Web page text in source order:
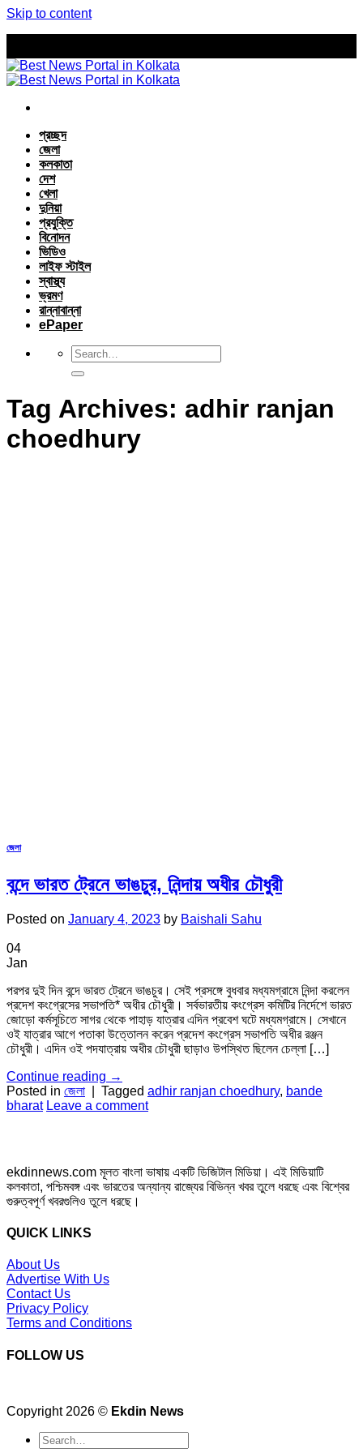
Skip to content
প্রচ্ছদ
জেলা
কলকাতা
দেশ
খেলা
দুনিয়া
প্রযুক্তি
বিনোদন
ভিডিও
লাইফ স্টাইল
স্বাস্থ্য
ভ্রমণ
রান্নাবান্না
ePaper
Tag Archives: adhir ranjan
choedhury
জেলা
বন্দে ভারত ট্রেনে ভাঙচুর, নিন্দায় অধীর চৌধুরী
Posted on January 4, 2023 by Baishali Sahu
04
Jan
পরপর দুই দিন বন্দে ভারত ট্রেনে ভাঙচুর। সেই প্রসঙ্গে বুধবার মধ্যমগ্রামে নিন্দা করলেন
প্রদেশ কংগ্রেসের সভাপতি* অধীর চৌধুরী। সর্বভারতীয় কংগ্রেস কমিটির নির্দেশে ভারত
জোড়ো কর্মসূচিতে সাগর থেকে পাহাড় যাত্রার এদিন প্রবেশ ঘটে মধ্যমগ্রামে। সেখানে
ওই যাত্রার আগে পতাকা উত্তোলন করেন প্রদেশ কংগ্রেস সভাপতি অধীর রঞ্জন
চৌধুরী। এদিন ওই পদযাত্রায় অধীর চৌধুরী ছাড়াও উপস্থিত ছিলেন চেল্লা […]
Continue reading →
Posted in জেলা Tagged adhir ranjan choedhury, bande
bharat Leave a comment
ekdinnews.com মূলত বাংলা ভাষায় একটি ডিজিটাল মিডিয়া। এই মিডিয়াটি
কলকাতা, পশ্চিমবঙ্গ এবং ভারতের অন্যান্য রাজ্যের বিভিন্ন খবর তুলে ধরছে এবং বিশ্বের
গুরুত্বপূর্ণ খবরগুলিও তুলে ধরছে।
QUICK LINKS
About Us
Advertise With Us
Contact Us
Privacy Policy
Terms and Conditions
FOLLOW US
Copyright 2026 © Ekdin News